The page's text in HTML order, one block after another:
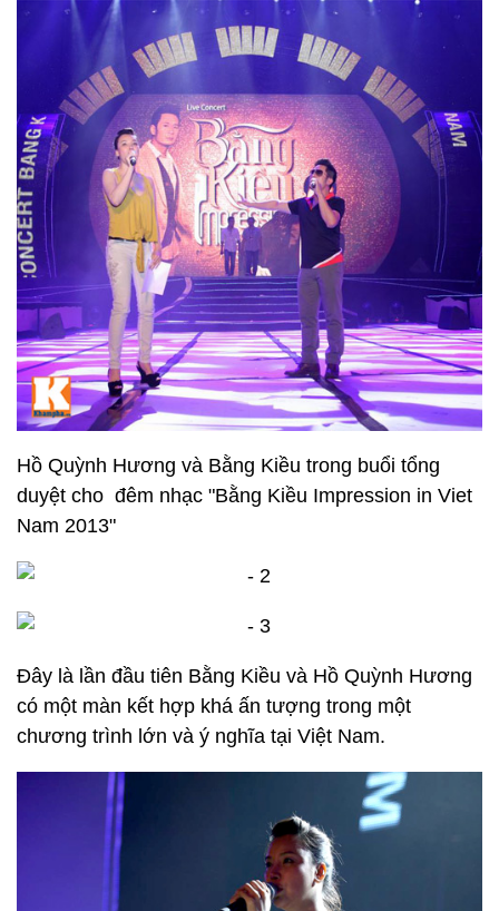
Hồ Quỳnh Hương và Bằng Kiều trong buổi tổng
duyệt cho đêm nhạc "Bằng Kiều Impression in Viet
Nam 2013"
Đây là lần đầu tiên Bằng Kiều và Hồ Quỳnh Hương
có một màn kết hợp khá ấn tượng trong một
chương trình lớn và ý nghĩa tại Việt Nam.